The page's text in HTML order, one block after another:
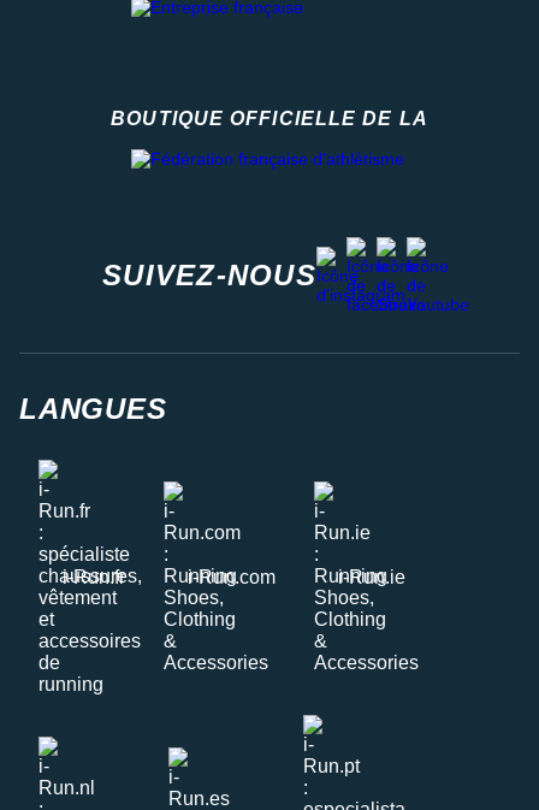
BOUTIQUE OFFICIELLE DE LA
SUIVEZ-NOUS
instagram
facebook
stravayoutube
LANGUES
i-Run.fr i-Run.com i-Run.ie